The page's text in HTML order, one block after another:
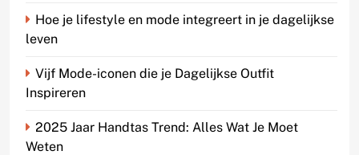
Hoe je lifestyle en mode integreert in je dagelijkse
leven
Vijf Mode-iconen die je Dagelijkse Outfit
Inspireren
2025 Jaar Handtas Trend: Alles Wat Je Moet
Weten